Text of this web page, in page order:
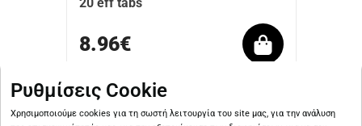
8.96€
Ρυθμίσεις Cookie
Χρησιμοποιούμε cookies για τη σωστή λειτουργία του site μας, για την ανάλυση